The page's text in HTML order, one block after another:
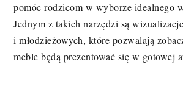
pomóc rodzicom w wyborze idealnego
Jednym z takich narzędzi są
i młodzieżowych, które pozwalają
meble będą prezentować się w gotowej